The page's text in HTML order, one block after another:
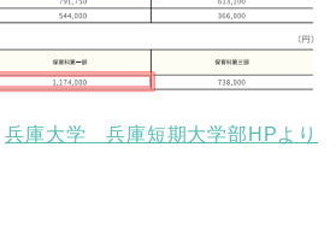
兵庫大学 兵庫短期大学部HPより